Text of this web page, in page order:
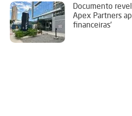
Documento
Apex Partners
financeiras’